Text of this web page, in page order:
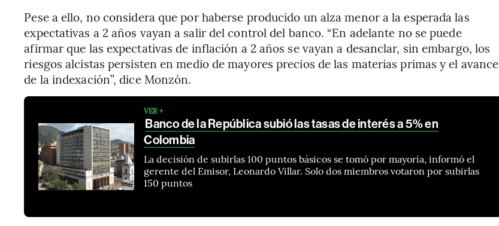
Pese a ello, no considera que por haberse producido un alza menor a la esperada las
expectativas a 2 años vayan a salir del control del banco. “En adelante no se puede
afirmar que las expectativas de inflación a 2 años se vayan a desanclar, sin embargo, los
riesgos alcistas persisten en medio de mayores precios de las materias primas y el avance
de la indexación”, dice Monzón.
VER +
Banco de la República subió las tasas de interés a 5% en
Colombia
La decisión de subirlas 100 puntos básicos se tomó por mayoría, informó el
gerente del Emisor, Leonardo Villar. Solo dos miembros votaron por subirlas
150 puntos